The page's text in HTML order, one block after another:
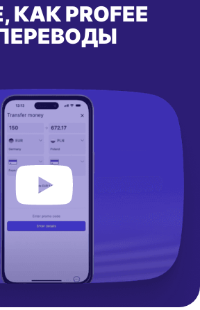
PROFEE